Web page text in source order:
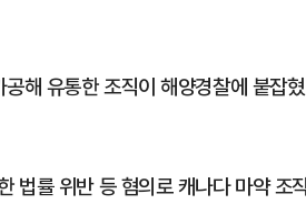
해 유통한 조직이 해양경찰에 붙잡혔
법률 위반 등 혐의로 캐나다 마약 조